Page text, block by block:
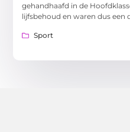
gehandhaafd in de
lijfsbehoud en waren dus een
Sport